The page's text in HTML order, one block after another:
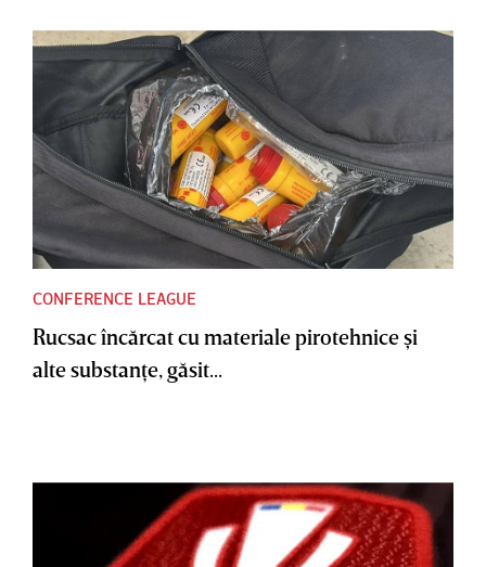
CONFERENCE LEAGUE
Rucsac încărcat cu materiale pirotehnice şi
alte substanţe, găsit...